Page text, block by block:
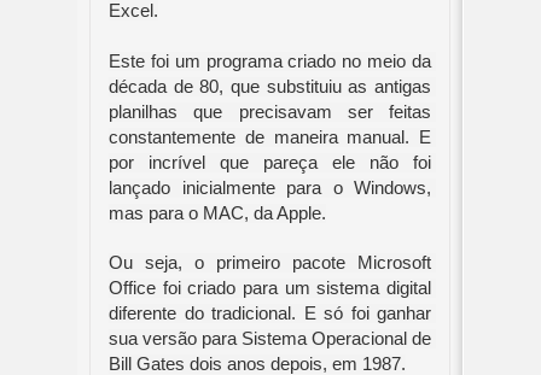
Excel.
Este foi um programa criado no meio da
década de 80, que substituiu as antigas
planilhas que precisavam ser feitas
constantemente de maneira manual. E
por incrível que pareça ele não foi
lançado inicialmente para o Windows,
mas para o MAC, da Apple.
Ou seja, o primeiro pacote Microsoft
Office foi criado para um sistema digital
diferente do tradicional. E só foi ganhar
sua versão para Sistema Operacional de
Bill Gates dois anos depois, em 1987.